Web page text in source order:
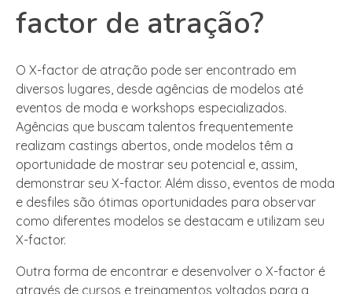
factor de atração?
O X-factor de atração pode ser encontrado em
diversos lugares, desde agências de modelos até
eventos de moda e workshops especializados.
Agências que buscam talentos frequentemente
realizam castings abertos, onde modelos têm a
oportunidade de mostrar seu potencial e, assim,
demonstrar seu X-factor. Além disso, eventos de moda
e desfiles são ótimas oportunidades para observar
como diferentes modelos se destacam e utilizam seu
X-factor.
Outra forma de encontrar e desenvolver o X-factor é
através de cursos e treinamentos voltados para a